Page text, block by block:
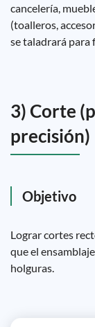
cancelería,
(toalleros,
se taladrará para
3) Corte
precisión)
Objetivo
Lograr cortes
que el
holguras.